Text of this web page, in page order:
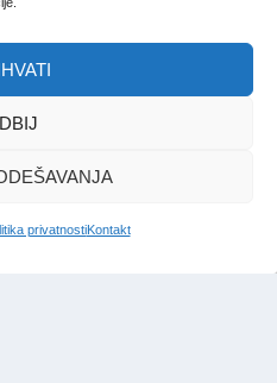
privatnostiKontakt